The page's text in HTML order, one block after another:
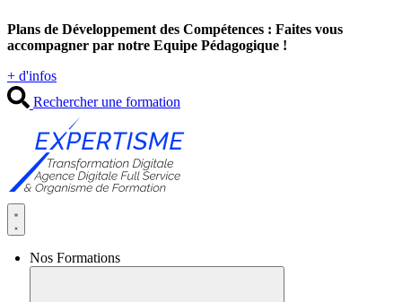
au
contenu
Plans de Développement des Compétences : Faites vous
accompagner par notre Equipe Pédagogique !
+ d'infos
Rechercher une formation
Nos Formations